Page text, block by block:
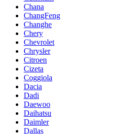
Chana
ChangFeng
Changhe
Chery
Chevrolet
Chrysler
Citroen
Cizeta
Coggiola
Dacia
Dadi
Daewoo
Daihatsu
Daimler
Dallas